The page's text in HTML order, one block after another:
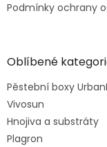
Podmínky ochrany
Oblíbené
Pěstební boxy
Vivosun
Hnojiva a substráty
Plagron